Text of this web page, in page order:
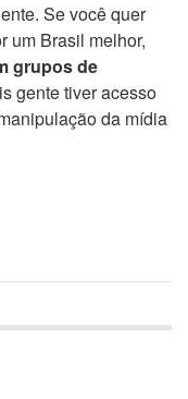
Se você quer
um Brasil melhor,
grupos de
gente tiver acesso
da mídia